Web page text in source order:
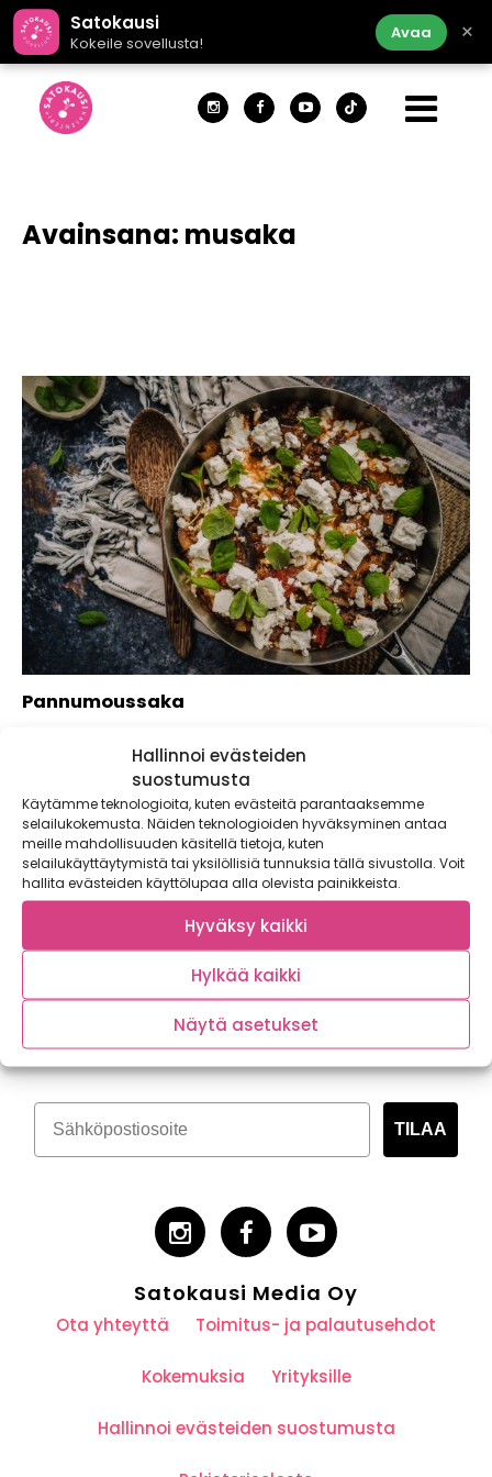
Hallinnoi evästeiden
suostumusta
Käytämme teknologioita, kuten evästeitä parantaaksemme
selailukokemusta. Näiden teknologioiden hyväksyminen antaa
meille mahdollisuuden käsitellä tietoja, kuten
selailukäyttäytymistä tai yksilöllisiä tunnuksia tällä sivustolla. Voit
hallita evästeiden käyttölupaa alla olevista painikkeista.
Hyväksy kaikki
Hylkää kaikki
Näytä asetukset
Satokausi
Kokeile sovellusta!
Avaa ×
Avainsana: musaka
Pannumoussaka
oleva perinteisesti uunissa valmistuva ateria taipuu hyvin...
Tilaa kasvispitoinen uutiskirje
TILAA
Satokausi Media Oy
Ota yhteyttä Toimitus- ja palautusehdot
Kokemuksia Yrityksille
Hallinnoi evästeiden suostumusta